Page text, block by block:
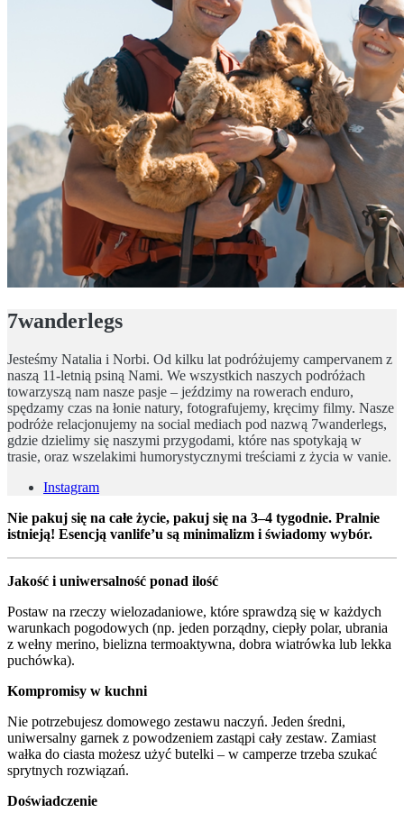
7wanderlegs
Jesteśmy Natalia i Norbi. Od kilku lat podróżujemy campervanem z
naszą 11-letnią psiną Nami. We wszystkich naszych podróżach
towarzyszą nam nasze pasje – jeździmy na rowerach enduro,
spędzamy czas na łonie natury, fotografujemy, kręcimy filmy. Nasze
podróże relacjonujemy na social mediach pod nazwą 7wanderlegs,
gdzie dzielimy się naszymi przygodami, które nas spotykają w
trasie, oraz wszelakimi humorystycznymi treściami z życia w vanie.
Instagram
Nie pakuj się na całe życie, pakuj się na 3–4 tygodnie. Pralnie
istnieją! Esencją vanlife’u są minimalizm i świadomy wybór.
Jakość i uniwersalność ponad ilość
Postaw na rzeczy wielozadaniowe, które sprawdzą się w każdych
warunkach pogodowych (np. jeden porządny, ciepły polar, ubrania
z wełny merino, bielizna termoaktywna, dobra wiatrówka lub lekka
puchówka).
Kompromisy w kuchni
Nie potrzebujesz domowego zestawu naczyń. Jeden średni,
uniwersalny garnek z powodzeniem zastąpi cały zestaw. Zamiast
wałka do ciasta możesz użyć butelki – w camperze trzeba szukać
sprytnych rozwiązań.
Doświadczenie